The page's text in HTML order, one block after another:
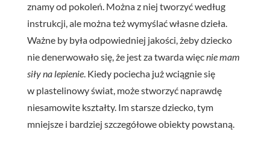
znamy od pokoleń. Można z niej tworzyć według
instrukcji, ale można też wymyślać własne dzieła.
Ważne by była odpowiedniej jakości, żeby dziecko
nie denerwowało się, że jest za twarda więcnie mam
siły na lepienie. Kiedy pociecha już wciągnie się
w plastelinowy świat, może stworzyć naprawdę
niesamowite kształty. Im starsze dziecko, tym
mniejsze i bardziej szczegółowe obiekty powstaną.